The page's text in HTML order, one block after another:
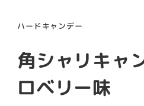
ハードキャンデー
角シャリキ
ロベリー味